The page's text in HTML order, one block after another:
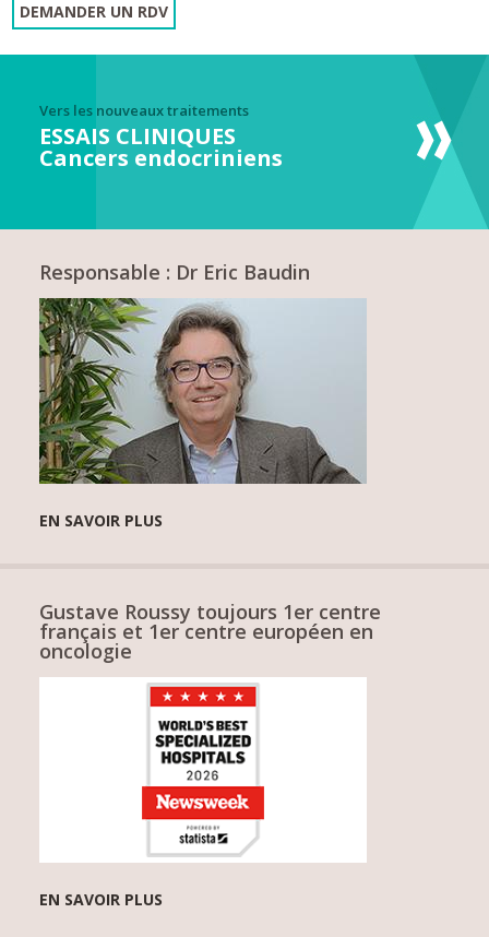
DEMANDER UN RDV
Vers les nouveaux traitements
ESSAIS CLINIQUES
Cancers endocriniens
Responsable : Dr Eric Baudin
EN SAVOIR PLUS
Gustave Roussy toujours 1er centre
français et 1er centre européen en
oncologie
EN SAVOIR PLUS